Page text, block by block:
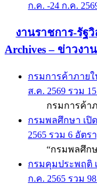
ก.ค. -24 ก.ค.
งานราชการ-รัฐ
Archives – ข่าวงา
กรมการค้าภาย
ส.ค. 2569 รวม
กรมการค้าภาย
กรมพลศึกษา เปิ
2565 รวม 6 อัตร
“กรมพลศึกษา
กรมคุมประพฤติ
ก.ค. 2565 รวม